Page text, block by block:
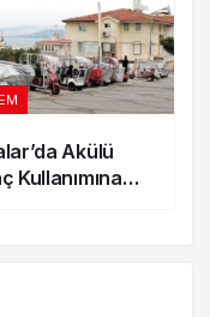
Akülü
Kullanımına